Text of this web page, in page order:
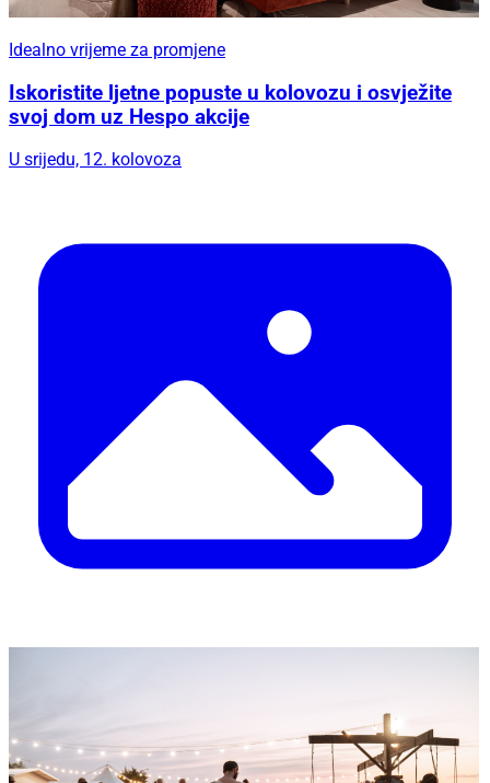
Idealno vrijeme za promjene
Iskoristite ljetne popuste u kolovozu i osvježite
svoj dom uz Hespo akcije
U srijedu, 12. kolovoza